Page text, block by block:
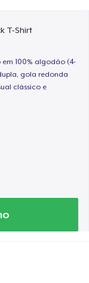
T-Shirt
100% algodão (4-
gola redonda
clássico e